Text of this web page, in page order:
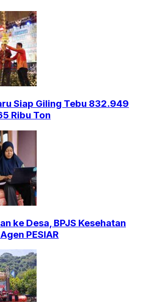
Siap Giling Tebu 832.949
Ribu Ton
ke Desa, BPJS Kesehatan
PESIAR